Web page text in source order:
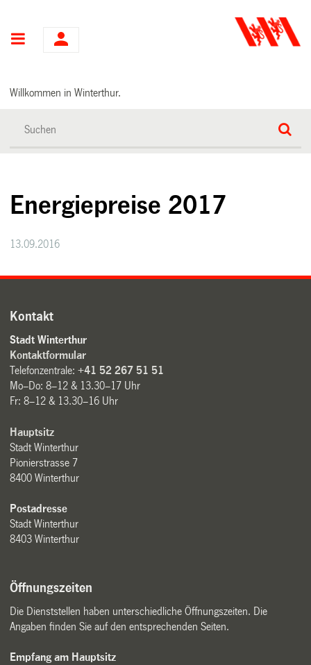
Hauptnavigation
Willkommen in Winterthur.
Energiepreise 2017
13.09.2016
Kontakt
Stadt Winterthur
Kontaktformular
Telefonzentrale:+41 52 267 51 51
Mo–Do: 8–12 & 13.30–17 Uhr
Fr: 8–12 & 13.30–16 Uhr
Hauptsitz
Stadt Winterthur
Pionierstrasse 7
8400 Winterthur
Postadresse
Stadt Winterthur
8403 Winterthur
Öffnungszeiten
Die Dienststellen haben unterschiedliche Öffnungszeiten. Die
Angaben finden Sie auf den entsprechenden Seiten.
Empfang am Hauptsitz